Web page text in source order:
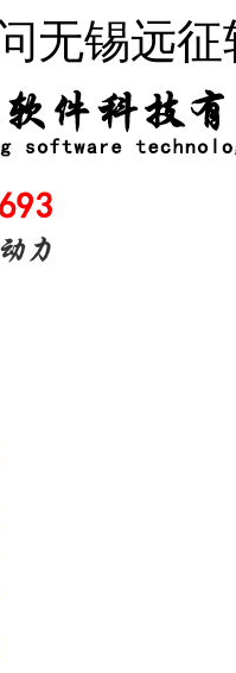
无锡远